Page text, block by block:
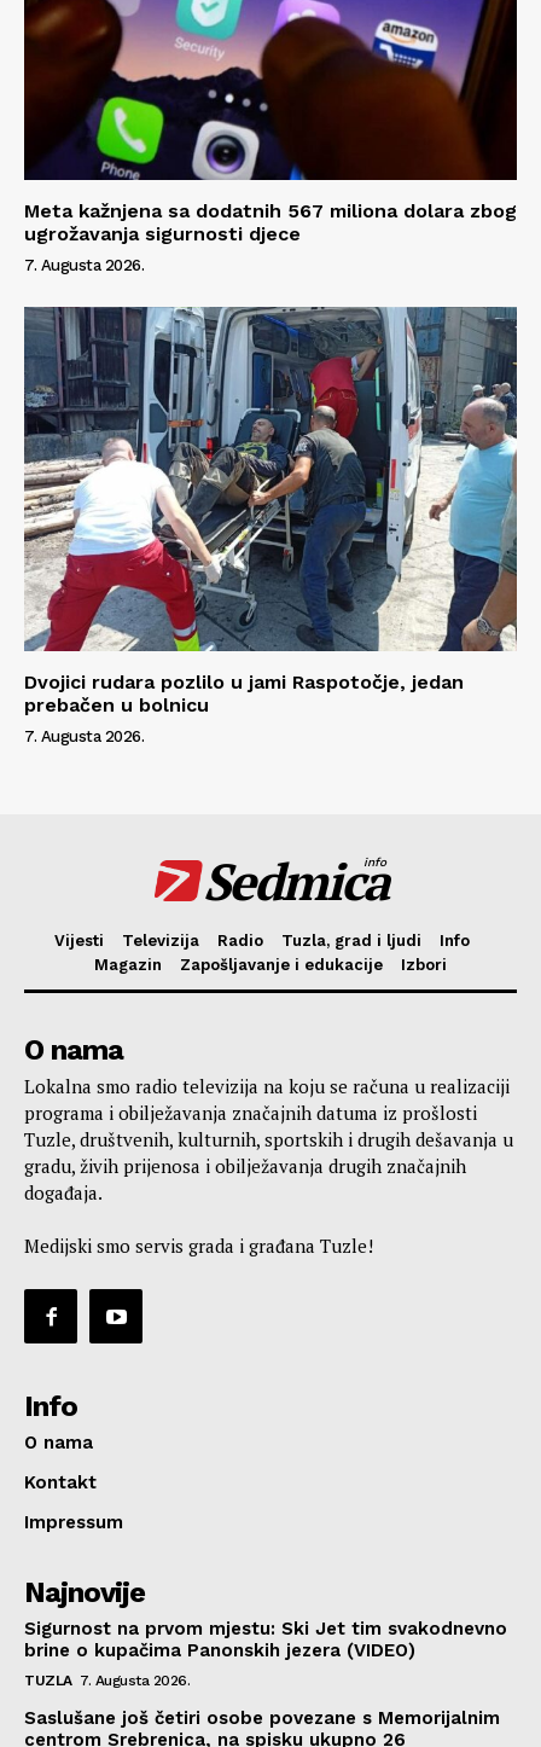
Meta kažnjena sa dodatnih 567 miliona dolara zbog
ugrožavanja sigurnosti djece
7. Augusta 2026.
Dvojici rudara pozlilo u jami Raspotočje, jedan
prebačen u bolnicu
7. Augusta 2026.
Sedmica
info
Vijesti Televizija Radio Tuzla, grad i ljudi
Info
Magazin
Zapošljavanje i edukacije Izbori
O nama
Lokalna smo radio televizija na koju se računa u realizaciji
programa i obilježavanja značajnih datuma iz prošlosti
Tuzle, društvenih, kulturnih, sportskih i drugih dešavanja u
gradu, živih prijenosa i obilježavanja drugih značajnih
događaja.
Medijski smo servis grada i građana Tuzle!
Info
O nama
Kontakt
Impressum
Najnovije
Sigurnost na prvom mjestu: Ski Jet tim svakodnevno
brine o kupačima Panonskih jezera (VIDEO)
TUZLA 7. Augusta 2026.
Saslušane još četiri osobe povezane s Memorijalnim
centrom Srebrenica, na spisku ukupno 26